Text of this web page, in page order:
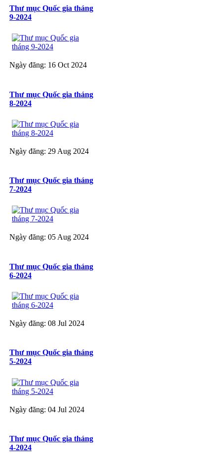
Thư mục Quốc gia tháng
9-2024
Ngày đăng: 16 Oct 2024
Thư mục Quốc gia tháng
8-2024
Ngày đăng: 29 Aug 2024
Thư mục Quốc gia tháng
7-2024
Ngày đăng: 05 Aug 2024
Thư mục Quốc gia tháng
6-2024
Ngày đăng: 08 Jul 2024
Thư mục Quốc gia tháng
5-2024
Ngày đăng: 04 Jul 2024
Thư mục Quốc gia tháng
4-2024